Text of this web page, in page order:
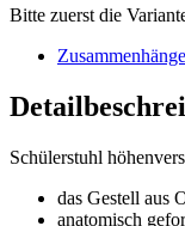
Bitte zuerst die
Schülerstuhl
das Gestell aus
anatomisch